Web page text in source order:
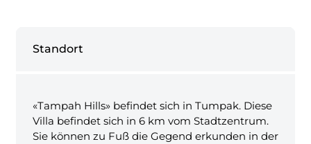
Standort
«Tampah Hills» befindet sich in Tumpak. Diese
Villa befindet sich in 6 km vom Stadtzentrum.
Sie können zu Fuß die Gegend erkunden in der